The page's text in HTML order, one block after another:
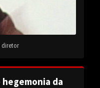
diretor
da